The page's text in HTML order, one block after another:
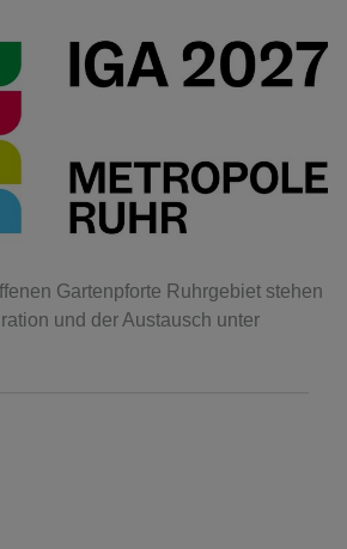
Gartenpforte Ruhrgebiet stehen
und der Austausch unter